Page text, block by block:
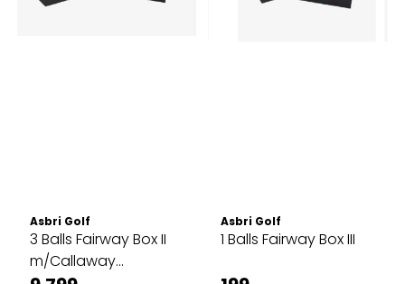
Asbri Golf
3 Balls Fairway Box II
m/Callaway
Asbri Golf
1 Balls Fairway Box III